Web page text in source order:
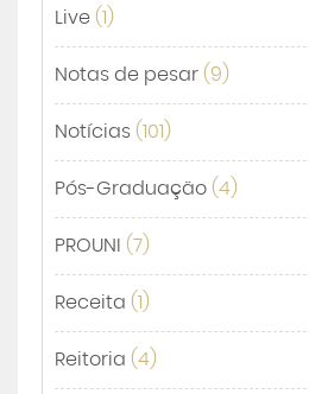
Live (1)
Notas de pesar (9)
Notícias (101)
Pós-Graduação (4)
PROUNI (7)
Receita (1)
Reitoria (4)